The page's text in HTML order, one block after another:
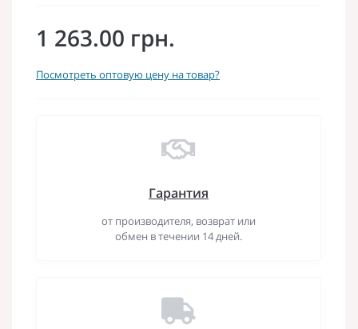
1 263.00 грн.
Посмотреть оптовую цену на товар?
Гарантия
от производителя, возврат или
обмен в течении 14 дней.